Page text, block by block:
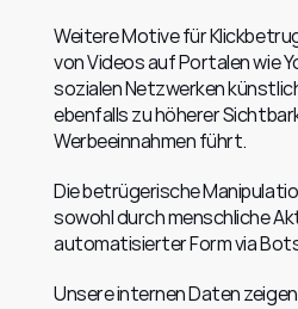
Weitere Motive für
von Videos auf Portalen wie
sozialen Netzwerken
ebenfalls zu höherer
Werbeeinnahmen führt.
Die betrügerische
sowohl durch menschliche
automatisierter Form via
Unsere internen Daten